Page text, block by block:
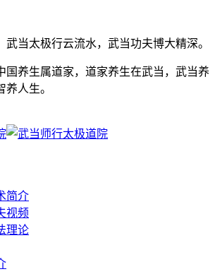
武当太极行云流水，武当功夫博大精深。
国养生属道家，道家养生在武当，武当养
人生。
简介
视频
理论